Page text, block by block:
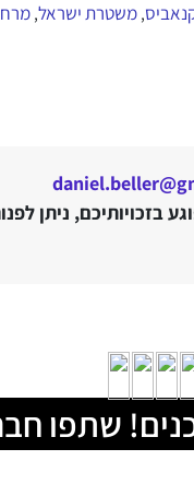
,משטרת ישראל,
ניתן
שתפו